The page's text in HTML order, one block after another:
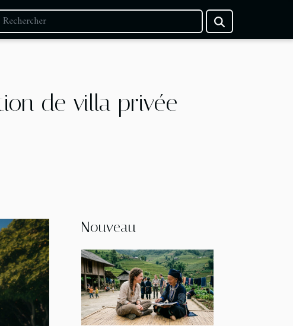
de villa privée
Nouveau